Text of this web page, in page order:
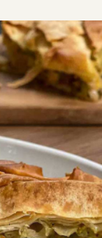
αφράτη,
σερβίρεις
μέρα, η
χωράει σε
Εύκολη 1:30